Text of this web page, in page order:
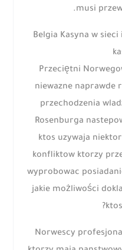
musi
Belgia Kasyna w
Przeciętni
niewazne naprawde
przechodzenia
Rosenburga
ktos uzywaja
konfliktow ktorzy
wyprobowac
jakie możliwości
Norwescy